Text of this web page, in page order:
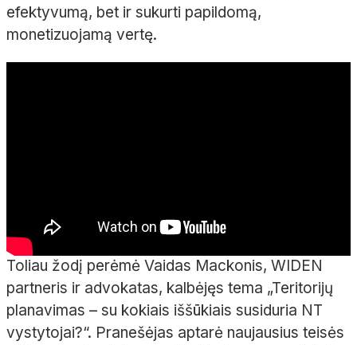
efektyvumą, bet ir sukurti papildomą,
monetizuojamą vertę.
Toliau žodį perėmė Vaidas Mackonis, WIDEN
partneris ir advokatas, kalbėjęs tema „Teritorijų
planavimas – su kokiais iššūkiais susiduria NT
vystytojai?“. Pranešėjas aptarė naujausius teisės